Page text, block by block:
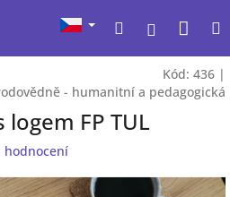
Hledat
Kód: 436 |
- humanitní a pedagogická
logem FP TUL
hodnocení